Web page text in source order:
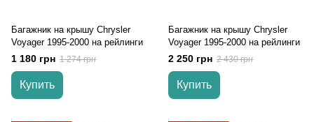
Багажник на крышу Chrysler
Voyager 1995-2000 на рейлинги
1 180 грн 1 274 грн
Купить
Багажник на крышу Chrysler
Voyager 1995-2000 на рейлинги
2 250 грн 2 430 грн
Купить